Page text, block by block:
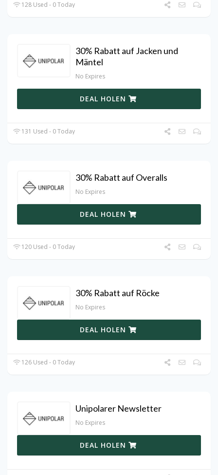
128 Used - 0 Today
30% Rabatt auf Jacken und
Mäntel
No Expires
DEAL HOLEN
131 Used - 0 Today
30% Rabatt auf Overalls
No Expires
DEAL HOLEN
120 Used - 0 Today
30% Rabatt auf Röcke
No Expires
DEAL HOLEN
126 Used - 0 Today
Unipolarer Newsletter
No Expires
DEAL HOLEN